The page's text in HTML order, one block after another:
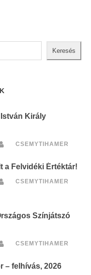
Keresés
Király
CSEMYTIHAMER
a Felvidéki Értéktár!
CSEMYTIHAMER
Színjátszó
CSEMYTIHAMER
– felhívás, 2026